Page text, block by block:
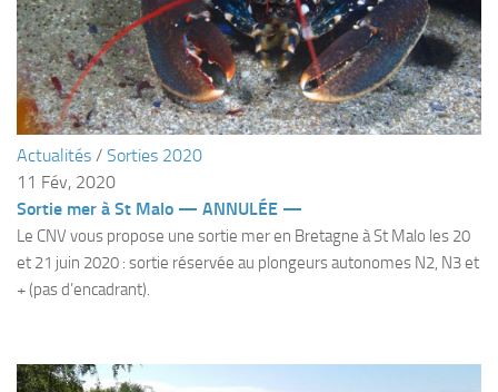
Sorties 2022
Sorties 2021
Sorties 2020
Sorties 2018
sorties 2017
Sorties 2015
BIO SUB
Actualités / Sorties 2020
11 Fév, 2020
Sortie mer à St Malo — ANNULÉE —
Le CNV vous propose une sortie mer en Bretagne à St Malo les 20
et 21 juin 2020 : sortie réservée au plongeurs autonomes N2, N3 et
+ (pas d’encadrant).